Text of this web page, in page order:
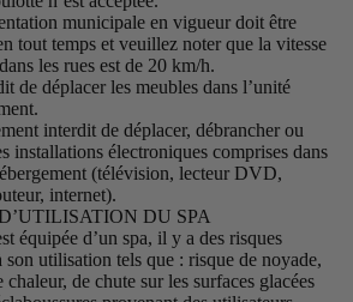
municipale en vigueur doit être
tout temps et veuillez noter que la vitesse
les rues est de 20 km/h.
de déplacer les meubles dans l’unité
interdit de déplacer, débrancher ou
installations électroniques comprises dans
(télévision, lecteur DVD,
internet).
DU SPA
équipée d’un spa, il y a des risques
son utilisation tels que : risque de noyade,
chaleur, de chute sur les surfaces glacées